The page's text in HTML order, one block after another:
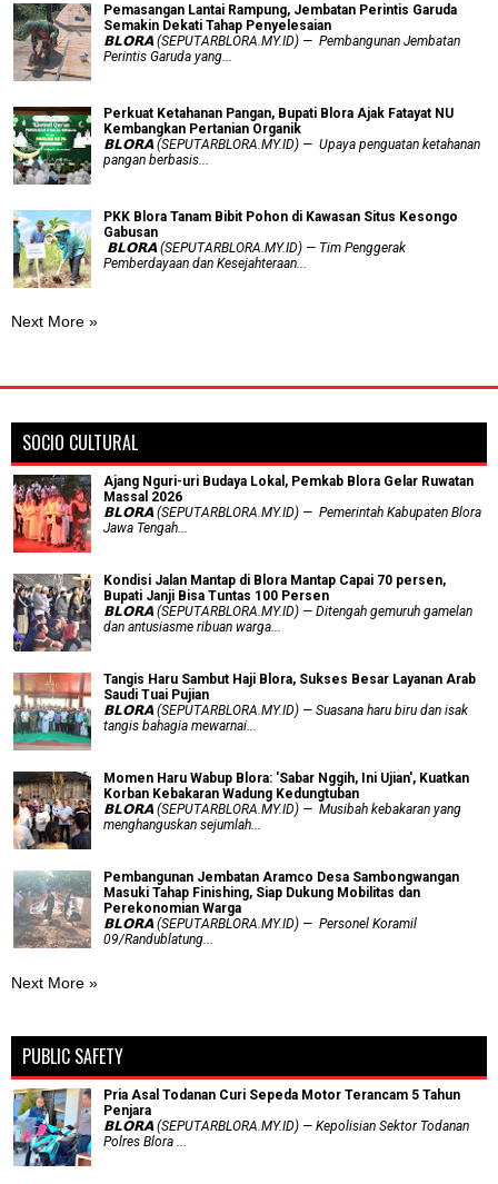
Pemasangan Lantai Rampung, Jembatan Perintis Garuda
Semakin Dekati Tahap Penyelesaian
𝗕𝗟𝗢𝗥𝗔 (SEPUTARBLORA.MY.ID) — Pembangunan Jembatan
Perintis Garuda yang...
​Perkuat Ketahanan Pangan, Bupati Blora Ajak Fatayat NU
Kembangkan Pertanian Organik
𝗕𝗟𝗢𝗥𝗔 (SEPUTARBLORA.MY.ID) — Upaya penguatan ketahanan
pangan berbasis...
PKK Blora Tanam Bibit Pohon di Kawasan Situs Kesongo
Gabusan
‎ 𝗕𝗟𝗢𝗥𝗔 (SEPUTARBLORA.MY.ID) — Tim Penggerak
Pemberdayaan dan Kesejahteraan...
Next More »
SOCIO CULTURAL
Ajang Nguri-uri Budaya Lokal, Pemkab Blora Gelar Ruwatan
Massal 2026
𝗕𝗟𝗢𝗥𝗔 (SEPUTARBLORA.MY.ID) — Pemerintah Kabupaten Blora
Jawa Tengah...
Kondisi Jalan Mantap di Blora Mantap Capai 70 persen,
Bupati Janji Bisa Tuntas 100 Persen
𝗕𝗟𝗢𝗥𝗔 (SEPUTARBLORA.MY.ID) — Ditengah gemuruh gamelan
dan antusiasme ribuan warga...
Tangis Haru Sambut Haji Blora, Sukses Besar Layanan Arab
Saudi Tuai Pujian
𝗕𝗟𝗢𝗥𝗔 (SEPUTARBLORA.MY.ID) — Suasana haru biru dan isak
tangis bahagia mewarnai...
Momen Haru Wabup Blora: ​'Sabar Nggih, Ini Ujian', Kuatkan
Korban Kebakaran Wadung Kedungtuban
𝗕𝗟𝗢𝗥𝗔 (SEPUTARBLORA.MY.ID) — Musibah kebakaran yang
menghanguskan sejumlah...
Pembangunan Jembatan Aramco Desa Sambongwangan
Masuki Tahap Finishing, Siap Dukung Mobilitas dan
Perekonomian Warga
𝗕𝗟𝗢𝗥𝗔 (SEPUTARBLORA.MY.ID) — Personel Koramil
09/Randublatung...
Next More »
PUBLIC SAFETY
Pria Asal Todanan Curi Sepeda Motor Terancam 5 Tahun
Penjara
𝗕𝗟𝗢𝗥𝗔 (SEPUTARBLORA.MY.ID) — Kepolisian Sektor Todanan
Polres Blora ...